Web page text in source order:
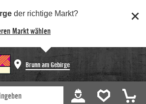
der richtige Markt?
Markt wählen
Brunn am Gebirge